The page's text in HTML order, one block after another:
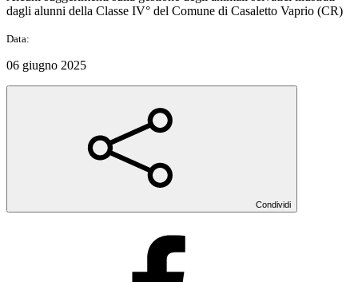
dagli alunni della Classe IV° del Comune di Casaletto Vaprio (CR)
Data:
06 giugno 2025
Condividi